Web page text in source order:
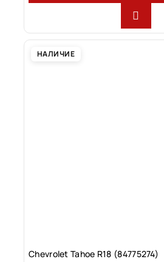
НАЛИЧИЕ
Chevrolet Tahoe R18 (84775274)